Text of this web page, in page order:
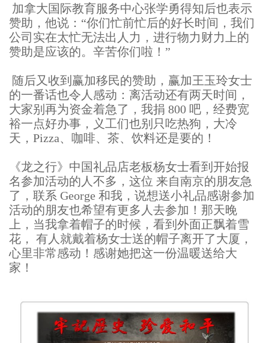
加拿大国际教育服务中心张学勇得知后也表示
赞助，他说：“你们忙前忙后的好长时间，我们
公司实在太忙无法出人力，进行物力财力上的
赞助是应该的。辛苦你们啦！”
随后又收到赢加移民的赞助，赢加王玉玲女士
的一番话也令人感动：离活动还有两天时间，
大家别再为资金着急了，我捐 800 吧，经费宽
裕一点好办事，义工们也别只吃热狗，大冷
天，Pizza、咖啡、茶、饮料还是要的！
《龙之行》中国礼品店老板杨女士看到开始报
名参加活动的人不多，这位 来自南京的朋友急
了，联系 George 和我，说想送小礼品感谢参加
活动的朋友也希望有更多人去参加！那天晚
上，当我拿着帽子的时候，看到外面正飘着雪
花， 有人就戴着杨女士送的帽子离开了大厦，
心里非常感动！感谢她把这一份温暖送给大
家！